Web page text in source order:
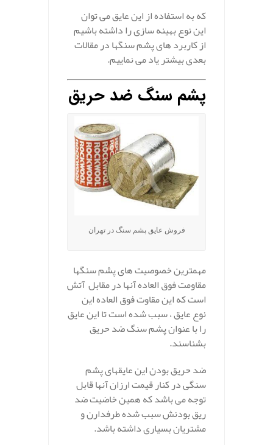
که به استفاده از این عایق می توان
این نوع بهینه سازی را داشته باشیم
از کاربرد های پشم سنگها در مقالات
بعدی بیشتر یاد می نماییم.
پشم سنگ ضد حریق
فروش عایق پشم سنگ در تهران
مهمترین خصوصیت های پشم سنگها
مقاومت فوق العاده آنها در مقابل آتش
است که این مقاوت فوق العاده این
نوع عایق ، سبب شده است تا این عایق
را با عنوان پشم سنگ ضد حریق
بشناسند.
ضد حریق بودن این عایقهای پشم
سنگی در کنار قیمت ارزان آنها قابل
توجه می باشد که همین خاضیت ضد
ریق بودنش سبب شده طرفدارن و
مشتریان بسیاری داشته باشد.